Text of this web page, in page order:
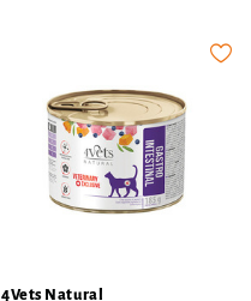
4Vets Natural